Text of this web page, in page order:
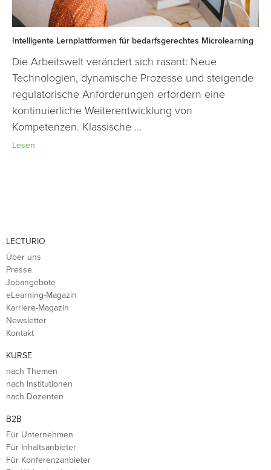
Intelligente Lernplattformen für bedarfsgerechtes Microlearning
Die Arbeitswelt verändert sich rasant: Neue
Technologien, dynamische Prozesse und steigende
regulatorische Anforderungen erfordern eine
kontinuierliche Weiterentwicklung von
Kompetenzen. Klassische ...
Lesen
LECTURIO
Über uns
Presse
Jobangebote
eLearning-Magazin
Karriere-Magazin
Newsletter
Kontakt
KURSE
nach Themen
nach Institutionen
nach Dozenten
B2B
Für Unternehmen
Für Inhaltsanbieter
Für Konferenzanbieter